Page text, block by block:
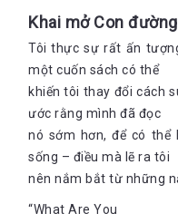
Khai mở Con
Tôi thực sự rất ấn
một cuốn sách có thể
khiến tôi thay đổi cách
ước rằng mình đã đọc
nó sớm hơn, để có thể
sống – điều mà lẽ ra tôi
nên nắm bắt từ những
“What Are You